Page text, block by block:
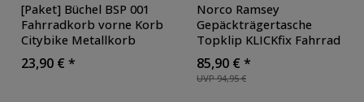
[Paket] Büchel BSP 001
Fahrradkorb vorne Korb
Citybike Metallkorb
Lenkerkorb Frontkorb
abnehmbar Clip On
23,90 € *
Norco Ramsey
Gepäckträgertasche
Topklip KLICKfix Fahrrad
Tasche hinten für E Bike
Regenschutz 7 Liter
Volumen
UVP 94,95 €
85,90 € *